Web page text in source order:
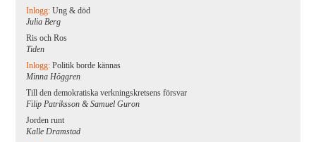
Inlogg:Ung & död
Julia Berg
Ris och Ros
Tiden
Inlogg:Politik borde kännas
Minna Höggren
Till den demokratiska verkningskretsens försvar
Filip Patriksson & Samuel Guron
Jorden runt
Kalle Dramstad